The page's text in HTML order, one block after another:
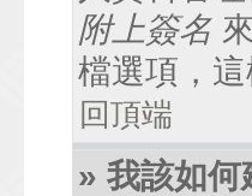
附上簽名
檔選項，
回頂端
» 我該如何